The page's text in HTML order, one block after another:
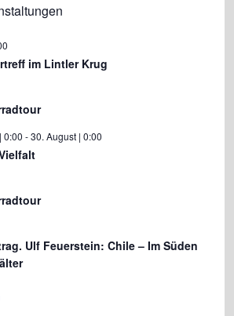
im Lintler Krug
0:00 -30. August | 0:00
Ulf Feuerstein: Chile – Im Süden